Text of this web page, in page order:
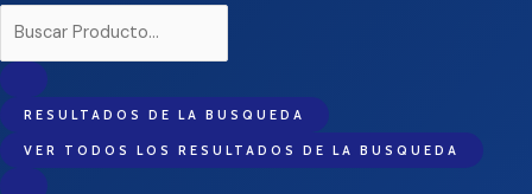
RESULTADOS DE LA BUSQUEDA
VER TODOS LOS RESULTADOS DE LA BUSQUEDA